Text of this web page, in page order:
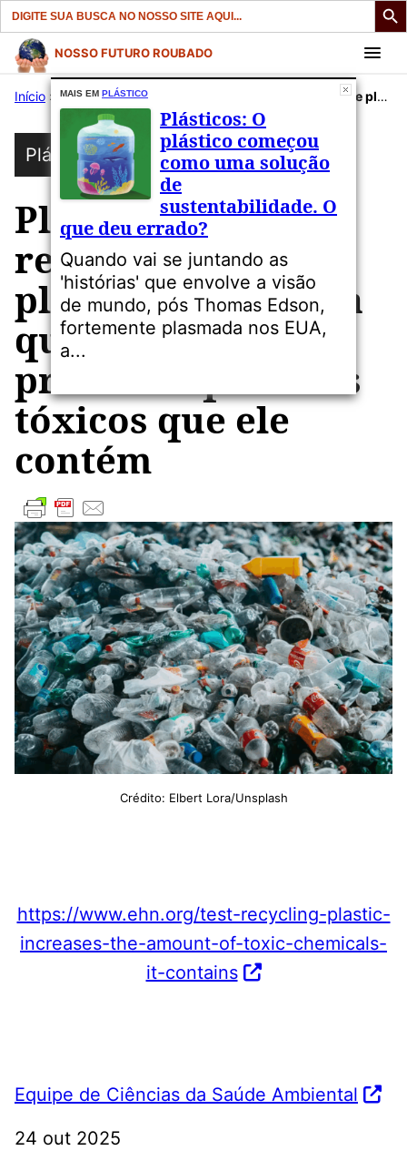
Search
for:
Pular
para
conteúdo
NOSSO FUTURO ROUBADO
Início » Publicações»Plástico Plástico: A reciclagem de plástico aumenta a quantidade de produtos químicos tóxicos que ele contém
Plástico
Plástico: A
reciclagem de
plástico aumenta a
quantidade de
produtos químicos
tóxicos que ele
contém
Crédito: Elbert Lora/Unsplash
https://www.ehn.org/test-recycling-plastic-
increases-the-amount-of-toxic-chemicals-
it-contains
Equipe de Ciências da Saúde Ambiental
24 out 2025
MAIS EM PLÁSTICO
Plásticos: O
plástico começou
como uma solução
de
sustentabilidade. O
que deu errado?
Quando vai se juntando as
'histórias' que envolve a visão
de mundo, pós Thomas Edson,
fortemente plasmada nos EUA,
a...